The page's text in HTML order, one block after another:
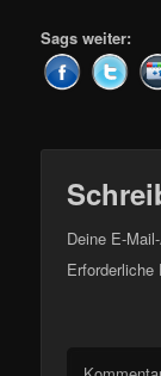
Sags weiter:
Deine E-